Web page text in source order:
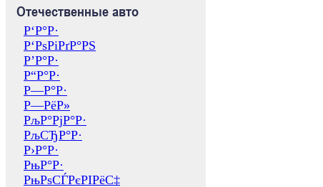
Отечественные авто
Р‘Р°Р·
Р‘РѕРіРґР°РЅ
Р’Р°Р·
Р“Р°Р·
Р—Р°Р·
Р—РёР»
РљР°РјР°Р·
РљСЂР°Р·
Р›Р°Р·
РњР°Р·
РњРѕСЃРєРІРёС‡